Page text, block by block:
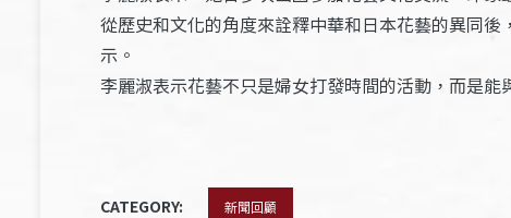
從歷史和文化的角度來詮釋中華和日本花藝的異同
示。
李麗淑表示花藝不只是婦女打發時間的活動，而是
CATEGORY: 新聞回顧